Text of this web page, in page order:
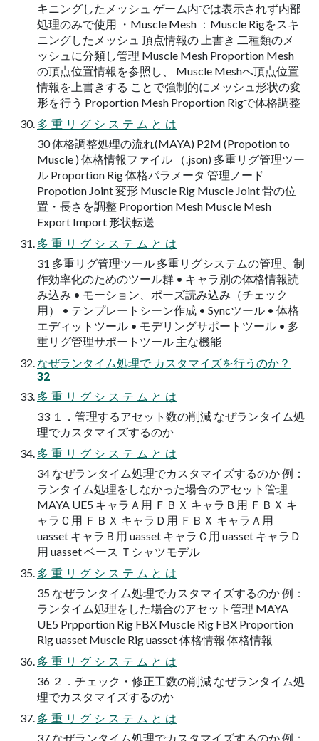
キニングしたメッシュ ゲーム内では表示されず内部
処理のみで使用 ・Muscle Mesh ：Muscle Rigをスキ
ニングしたメッシュ 頂点情報の 上書き 二種類のメ
ッシュに分類し管理 Muscle Mesh Proportion Mesh
の頂点位置情報を参照し、 Muscle Meshへ頂点位置
情報を上書きする ことで強制的にメッシュ形状の変
形を行う Proportion Mesh Proportion Rigで体格調整
多 重 リ グ シ ス テ ム と は
30 体格調整処理の流れ(MAYA) P2M (Propotion to
Muscle ) 体格情報ファイル （.json) 多重リグ管理ツー
ル Proportion Rig 体格パラメータ 管理ノード
Propotion Joint 変形 Muscle Rig Muscle Joint 骨の位
置・長さを調整 Proportion Mesh Muscle Mesh
Export Import 形状転送
多 重 リ グ シ ス テ ム と は
31 多重リグ管理ツール 多重リグシステムの管理、制
作効率化のためのツール群 • キャラ別の体格情報読
み込み • モーション、ポーズ読み込み（チェック
用） • テンプレートシーン作成 • Syncツール • 体格
エディットツール • モデリングサポートツール • 多
重リグ管理サポートツール 主な機能
なぜランタイム処理で カスタマイズを行うのか？
32
多 重 リ グ シ ス テ ム と は
33 １．管理するアセット数の削減 なぜランタイム処
理でカスタマイズするのか
多 重 リ グ シ ス テ ム と は
34 なぜランタイム処理でカスタマイズするのか 例：
ランタイム処理をしなかった場合のアセット管理
MAYA UE5 キャラＡ用 ＦＢＸ キャラＢ用 ＦＢＸ キ
ャラＣ用 ＦＢＸ キャラＤ用 ＦＢＸ キャラＡ用
uasset キャラＢ用 uasset キャラＣ用 uasset キャラＤ
用 uasset ベース Ｔシャツモデル
多 重 リ グ シ ス テ ム と は
35 なぜランタイム処理でカスタマイズするのか 例：
ランタイム処理をした場合のアセット管理 MAYA
UE5 Prpportion Rig FBX Muscle Rig FBX Proportion
Rig uasset Muscle Rig uasset 体格情報 体格情報
多 重 リ グ シ ス テ ム と は
36 ２．チェック・修正工数の削減 なぜランタイム処
理でカスタマイズするのか
多 重 リ グ シ ス テ ム と は
37 なぜランタイム処理でカスタマイズするのか 例：